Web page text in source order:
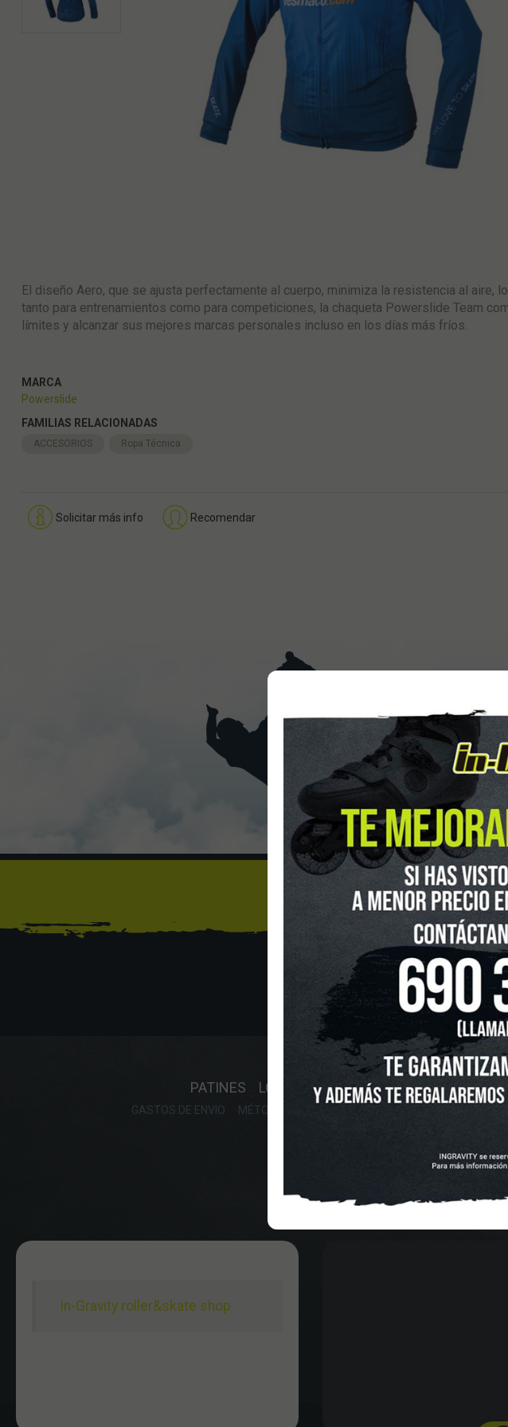
El diseño Aero, que se ajusta perfectamente al cuerpo, minimiza la resistencia al
tanto para entrenamientos como para competiciones, la chaqueta Powerslide Team
límites y alcanzar sus mejores marcas personales incluso en los días más fríos.
MARCA
Powerslide
FAMILIAS RELACIONADAS
ACCESORIOS Ropa Técnica
Solicitar más info Recomendar
Síguenos en
OUTLET NOVEDADES
PATINES LONGBOARD SKATEBOARD
GASTOS DE ENVIO MÉTODOS DE PAGO, DEVOLUCIONES Y DATOS DE
In-Gravity roller&skate shop